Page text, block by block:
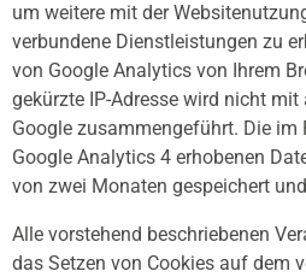
um weitere mit der
verbundene Dienstleistungen zu
von Google Analytics von Ihrem
gekürzte IP-Adresse wird nicht mit
Google zusammengeführt. Die im
Google Analytics 4 erhobenen
von zwei Monaten gespeichert
Alle vorstehend beschriebenen
das Setzen von Cookies auf dem